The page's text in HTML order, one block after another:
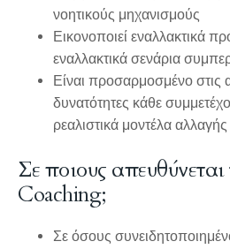
νοητικούς μηχανισμούς
Εικονοποιεί εναλλακτικά
εναλλακτικά σενάρια
Είναι προσαρμοσμένο στις
δυνατότητες κάθε
ρεαλιστικά μοντέλα αλλαγής
Σε ποιους
Coaching;
Σε όσους